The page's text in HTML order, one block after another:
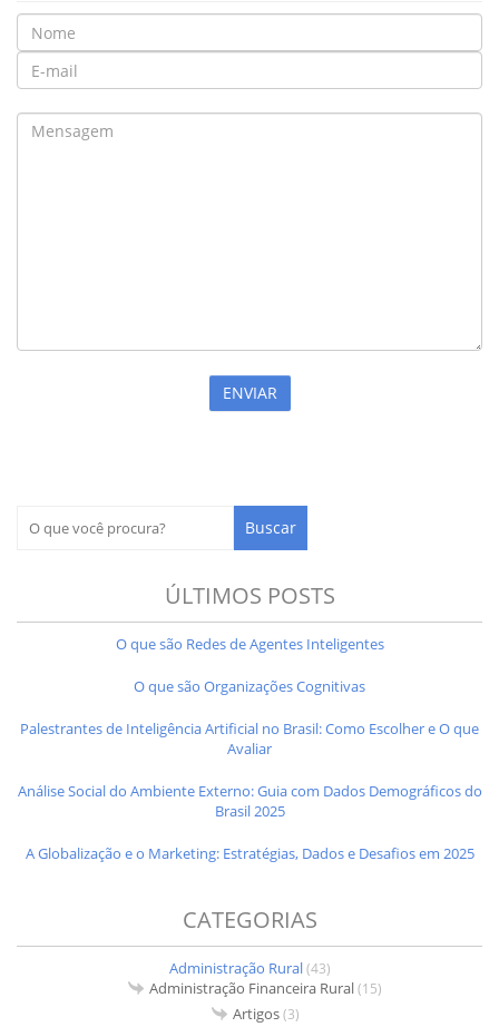
ÚLTIMOS POSTS
O que são Redes de Agentes Inteligentes
O que são Organizações Cognitivas
Palestrantes de Inteligência Artificial no Brasil: Como Escolher e O que
Avaliar
Análise Social do Ambiente Externo: Guia com Dados Demográficos do
Brasil 2025
A Globalização e o Marketing: Estratégias, Dados e Desafios em 2025
CATEGORIAS
Administração Rural(43)
Administração Financeira Rural(15)
Artigos(3)